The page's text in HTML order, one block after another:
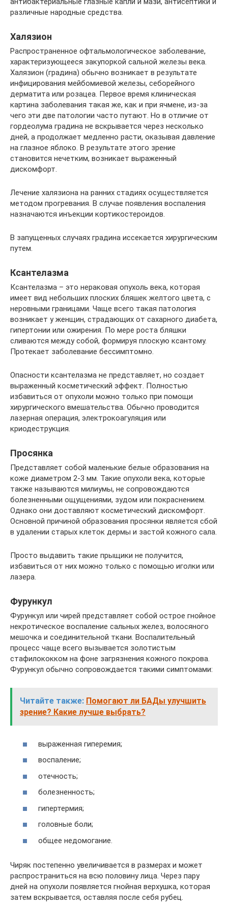
различные народные средства.
Халязион
Распространенное офтальмологическое заболевание,
характеризующееся закупоркой сальной железы века.
Халязион (градина) обычно возникает в результате
инфицирования мейбомиевой железы, себорейного
дерматита или розацеа. Первое время клиническая
картина заболевания такая же, как и при ячмене, из-за
чего эти две патологии часто путают. Но в отличие от
гордеолума градина не вскрывается через несколько
дней, а продолжает медленно расти, оказывая давление
на глазное яблоко. В результате этого зрение
становится нечетким, возникает выраженный
дискомфорт.
Лечение халязиона на ранних стадиях осуществляется
методом прогревания. В случае появления воспаления
назначаются инъекции кортикостероидов.
В запущенных случаях градина иссекается хирургическим
путем.
Ксантелазма
Ксантелазма – это нераковая опухоль века, которая
имеет вид небольших плоских бляшек желтого цвета, с
неровными границами. Чаще всего такая патология
возникает у женщин, страдающих от сахарного диабета,
гипертонии или ожирения. По мере роста бляшки
сливаются между собой, формируя плоскую ксантому.
Протекает заболевание бессимптомно.
Опасности ксантелазма не представляет, но создает
выраженный косметический эффект. Полностью
избавиться от опухоли можно только при помощи
хирургического вмешательства. Обычно проводится
лазерная операция, электрокоагуляция или
криодеструкция.
Просянка
Представляет собой маленькие белые образования на
коже диаметром 2-3 мм. Такие опухоли века, которые
также называются милиумы, не сопровождаются
болезненными ощущениями, зудом или покраснением.
Однако они доставляют косметический дискомфорт.
Основной причиной образования просянки является сбой
в удалении старых клеток дермы и застой кожного сала.
Просто выдавить такие прыщики не получится,
избавиться от них можно только с помощью иголки или
лазера.
Фурункул
Фурункул или чирей представляет собой острое гнойное
некротическое воспаление сальных желез, волосяного
мешочка и соединительной ткани. Воспалительный
процесс чаще всего вызывается золотистым
стафилококком на фоне загрязнения кожного покрова.
Фурункул обычно сопровождается такими симптомами:
Читайте также: Помогают ли БАДы улучшить
зрение? Какие лучше выбрать?
выраженная гиперемия;
воспаление;
отечность;
болезненность;
гипертермия;
головные боли;
общее недомогание.
Чиряк постепенно увеличивается в размерах и может
распространиться на всю половину лица. Через пару
дней на опухоли появляется гнойная верхушка, которая
затем вскрывается, оставляя после себя рубец.